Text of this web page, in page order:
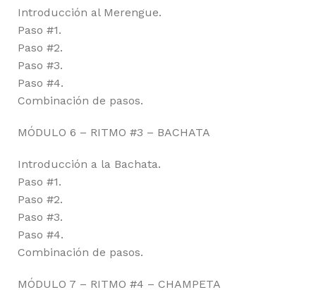
Introducción al Merengue.
Paso #1.
Paso #2.
Paso #3.
Paso #4.
Combinación de pasos.
MÓDULO 6 – RITMO #3 – BACHATA
Introducción a la Bachata.
Paso #1.
Paso #2.
Paso #3.
Paso #4.
Combinación de pasos.
MÓDULO 7 – RITMO #4 – CHAMPETA